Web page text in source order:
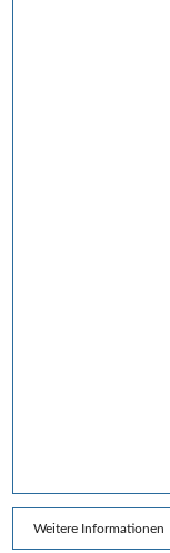
Weitere Informationen